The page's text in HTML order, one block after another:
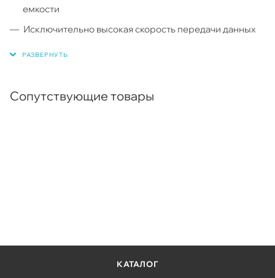
емкости
Исключительно высокая скорость передачи данных
Сопутствующие товары
КАТАЛОГ